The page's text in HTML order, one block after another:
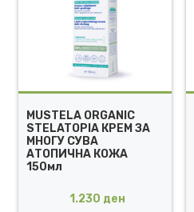
MUSTELA ORGANIC
STELATOPIA КРЕМ ЗА
МНОГУ СУВА
АТОПИЧНА КОЖА
150мл
1.230 ден